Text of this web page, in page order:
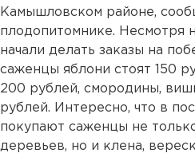
Камышловском районе,
плодопитомнике. Несмотря
начали делать заказы на
саженцы яблони стоят 150
200 рублей, смородины,
рублей. Интересно, что в
покупают саженцы не
деревьев, но и клена,